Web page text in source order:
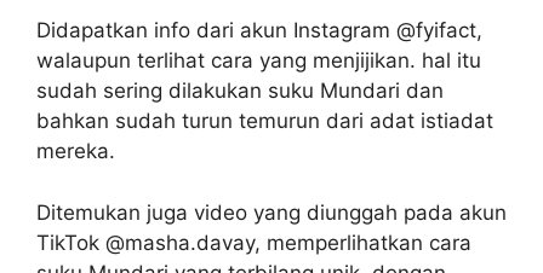
Didapatkan info dari akun Instagram @fyifact,
walaupun terlihat cara yang menjijikan. hal itu
sudah sering dilakukan suku Mundari dan
bahkan sudah turun temurun dari adat istiadat
mereka.
Ditemukan juga video yang diunggah pada akun
TikTok @masha.davay, memperlihatkan cara